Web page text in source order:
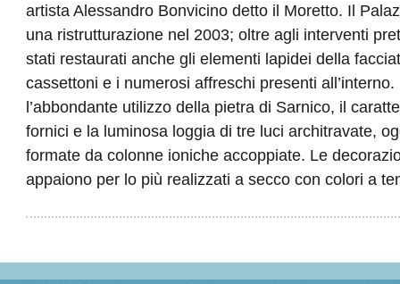
artista Alessandro Bonvicino detto il Moretto. Il
una ristrutturazione nel 2003; oltre agli interventi
stati restaurati anche gli elementi lapidei della
cassettoni e i numerosi affreschi presenti
l’abbondante utilizzo della pietra di Sarnico, il
fornici e la luminosa loggia di tre luci architravate,
formate da colonne ioniche accoppiate. Le
appaiono per lo più realizzati a secco con colori a